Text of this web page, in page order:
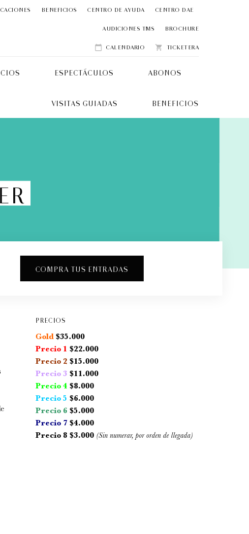
BENEFICIOS CENTRO DE AYUDA CENTRO DAE
AUDICIONES TMS BROCHURE
calendar_today CALENDARIO shopping_cart TICKETERA
ESPECTÁCULOS ABONOS
VISITAS GUIADAS BENEFICIOS
COMPRA TUS ENTRADAS
PRECIOS
Gold$35.000
Precio 1 $22.000
Precio 2 $15.000
Precio 3 $11.000
Precio 4 $8.000
Precio 5 $6.000
Precio 6 $5.000
Precio 7 $4.000
Precio 8 $3.000 (Sin numerar, por orden de llegada)